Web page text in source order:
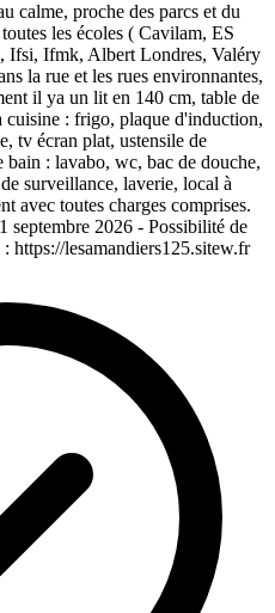
calme, proche des parcs et du
les écoles ( Cavilam, ES
Ifsi, Ifmk, Albert Londres, Valéry
la rue et les rues environnantes,
il ya un lit en 140 cm, table de
cuisine : frigo, plaque d'induction,
tv écran plat, ustensile de
bain : lavabo, wc, bac de douche,
surveillance, laverie, local à
avec toutes charges comprises.
septembre 2026 - Possibilité de
https://lesamandiers125.sitew.fr